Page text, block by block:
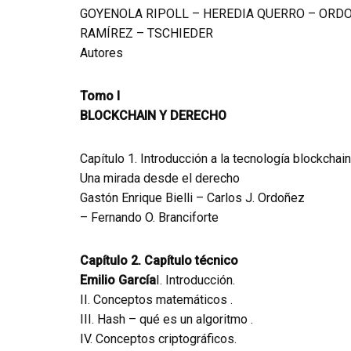
GOYENOLA RIPOLL – HEREDIA QUERRO –
RAMÍREZ – TSCHIEDER
Autores
Tomo I
BLOCKCHAIN Y DERECHO
Capítulo 1. Introducción a la tecnología
Una mirada desde el derecho
Gastón Enrique Bielli – Carlos J. Ordoñez
– Fernando O. Branciforte
Capítulo 2. Capítulo técnico
Emilio GarcíaI. Introducción.
II. Conceptos matemáticos .
III. Hash – qué es un algoritmo .
IV. Conceptos criptográficos.